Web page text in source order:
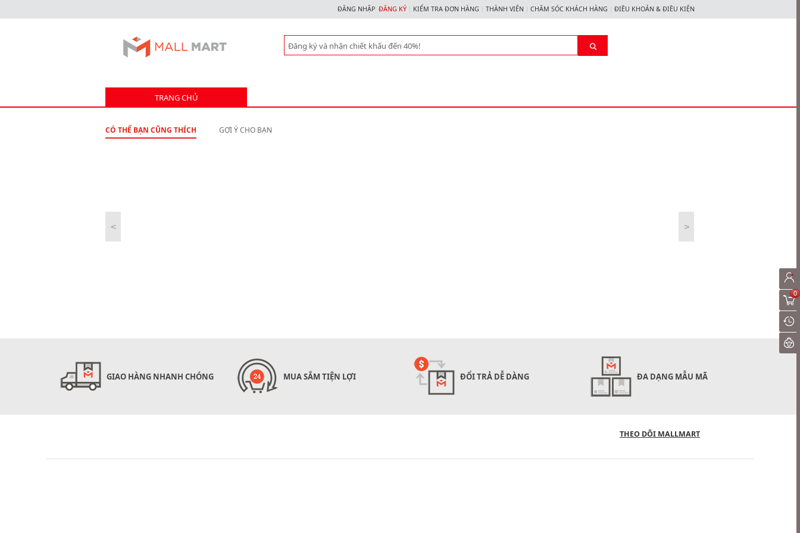
ĐĂNG NHẬP ĐĂNG KÝ KIỂM TRA ĐƠN HÀNG THÀNH VIÊN CHĂM SÓC KHÁCH HÀNG ĐIỀU KHOẢN & ĐIỀU KIỆN

TRANG CHỦ
CÓ THỂ BẠN CŨNG THÍCH GỢI Ý CHO BẠN
GIAO HÀNG NHANH CHÓNG MUA SẮM TIỆN LỢI ĐỔI TRẢ DỄ DÀNG ĐA DẠNG MẪU MÃ
THEO DÕI MALLMART
0